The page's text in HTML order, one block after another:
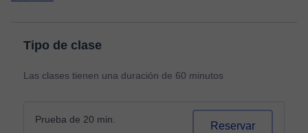
Tipo de clase
Las clases tienen una duración de 60 minutos
Prueba de 20 min.
Reservar